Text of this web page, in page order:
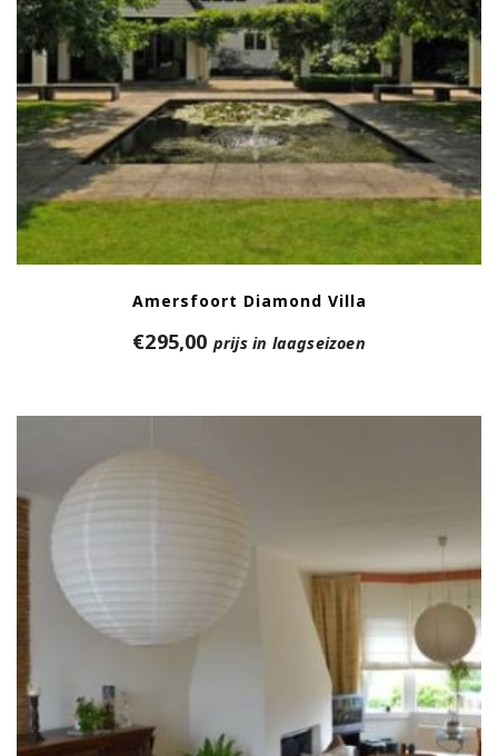
Amersfoort Diamond Villa
€295,00 prijs in laagseizoen